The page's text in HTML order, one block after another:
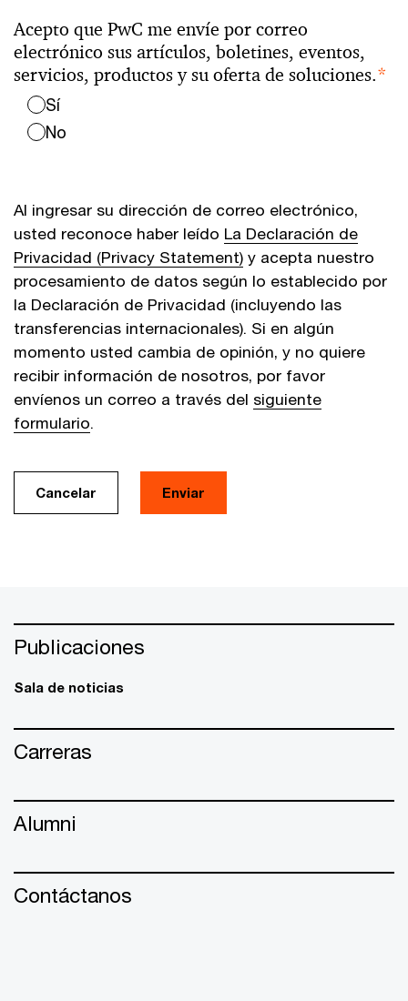
Acepto que PwC me envíe por correo
electrónico sus artículos, boletines, eventos,
servicios, productos y su oferta de soluciones.*
Sí
No
Al ingresar su dirección de correo electrónico,
usted reconoce haber leído La Declaración de
Privacidad (Privacy Statement) y acepta nuestro
procesamiento de datos según lo establecido por
la Declaración de Privacidad (incluyendo las
transferencias internacionales). Si en algún
momento usted cambia de opinión, y no quiere
recibir información de nosotros, por favor
envíenos un correo a través del siguiente
formulario.
Cancelar Enviar
Publicaciones
Sala de noticias
Carreras
Alumni
Contáctanos